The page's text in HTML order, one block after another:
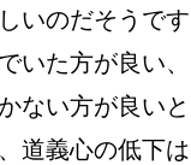
いのだそうです
いた方が良い、
ない方が良いと
道義心の低下は